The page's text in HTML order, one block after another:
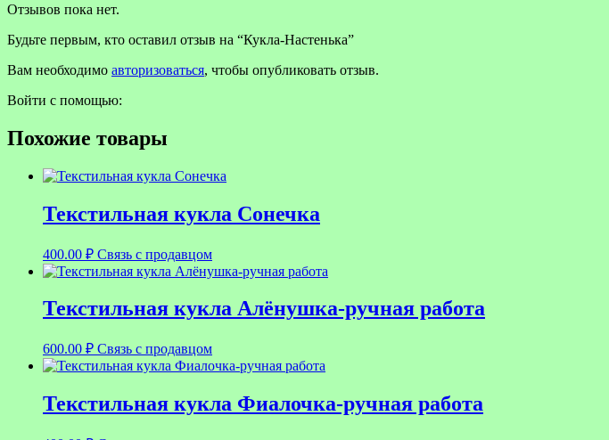
Отзывов пока нет.
Будьте первым, кто оставил отзыв на “Кукла-Настенька”
Вам необходимо авторизоваться, чтобы опубликовать отзыв.
Войти с помощью:
Похожие товары
Текстильная кукла Сонечка
400.00 ₽ Связь с продавцом
Текстильная кукла Алёнушка-ручная работа
600.00 ₽ Связь с продавцом
Текстильная кукла Фиалочка-ручная работа